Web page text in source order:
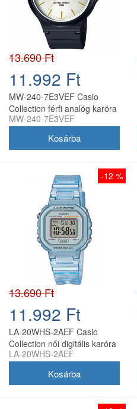
13.690 Ft
11.992 Ft
MW-240-7E3VEF Casio
Collection férfi analóg karóra
MW-240-7E3VEF
-12 %
13.690 Ft
11.992 Ft
LA-20WHS-2AEF Casio
Collection női digitális karóra
LA-20WHS-2AEF